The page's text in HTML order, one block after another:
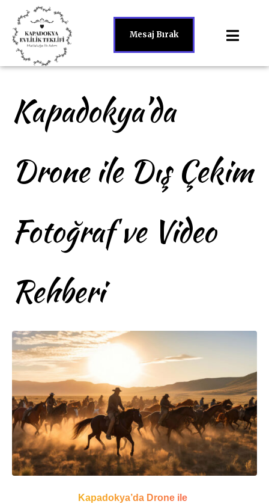
Mesaj Bırak
Kapadokya’da
Drone ile Dış Çekim
Fotoğraf ve Video
Rehberi
Kapadokya’da Drone ile